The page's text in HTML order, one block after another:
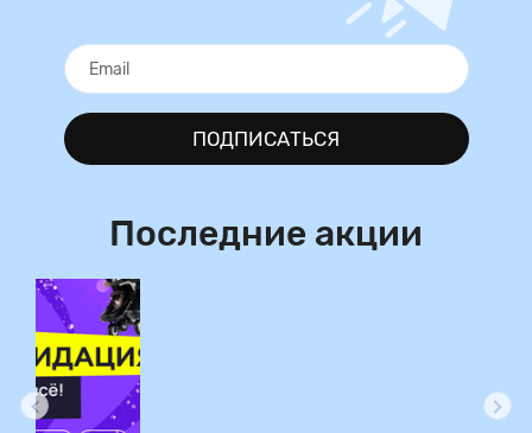
ПОДПИСАТЬСЯ
Последние акции